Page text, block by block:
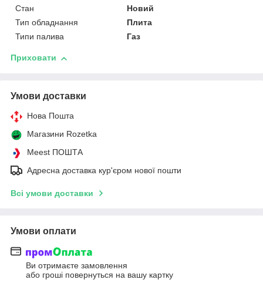
Стан
Новий
Тип обладнання
Плита
Типи палива
Газ
Приховати
Умови доставки
Нова Пошта
Магазини Rozetka
Meest ПОШТА
Адресна доставка кур'єром нової пошти
Всі умови доставки
Умови оплати
Ви отримаєте замовлення
або гроші повернуться на вашу картку